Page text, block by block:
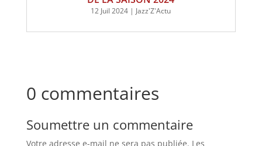
12 Juil 2024 | Jazz'Z'Actu
0 commentaires
Soumettre un commentaire
Votre adresse e-mail ne sera pas publiée. Les